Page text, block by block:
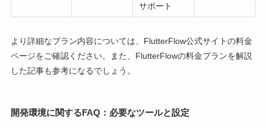
サポート
より詳細なプラン内容については、FlutterFlow公式サイトの料金
ページをご確認ください。また、FlutterFlowの料金プランを解説
した記事も参考になるでしょう。
開発環境に関するFAQ：必要なツールと設定